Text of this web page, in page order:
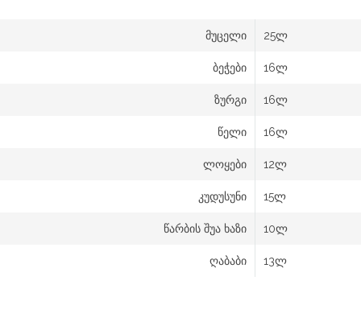
მუცელი 25ლ
ბეჭები 16ლ
ზურგი 16ლ
წელი 16ლ
ლოყები 12ლ
კუდუსუნი 15ლ
წარბის შუა ხაზი 10ლ
ღაბაბი 13ლ